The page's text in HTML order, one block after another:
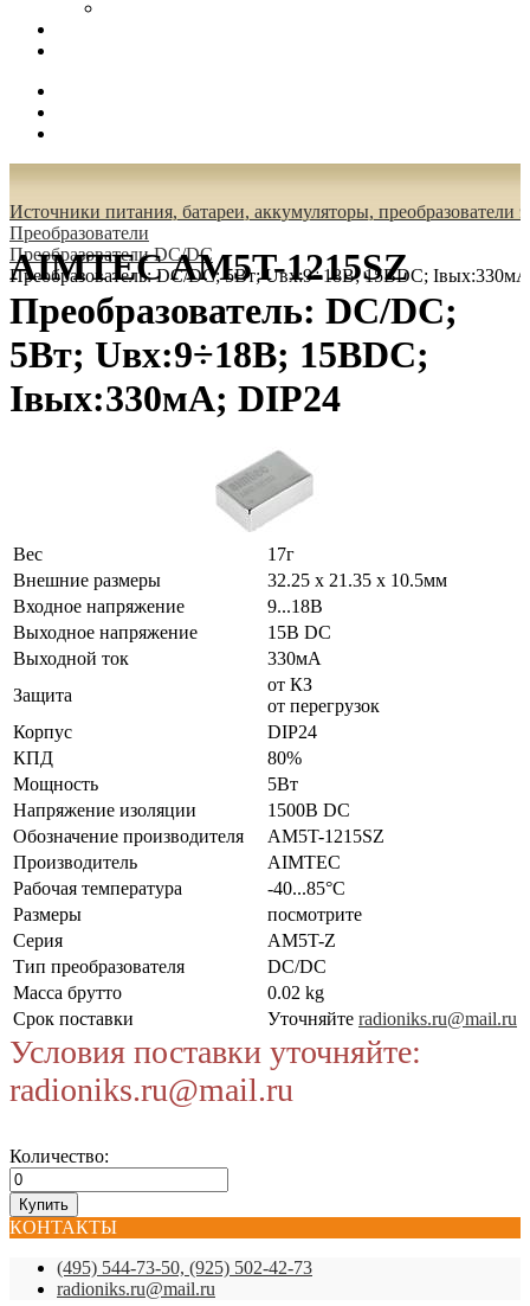
Источники питания, батареи, аккумуляторы, преобразователи
Преобразователи
Преобразователи DC/DC
Преобразователь: DC/DC; 5Вт; Uвх:9÷18В; 15ВDC;
AIMTEC AM5T-1215SZ
Преобразователь: DC/DC;
5Вт; Uвх:9÷18В; 15ВDC;
Iвых:330мА; DIP24
Вес
17г
Внешние размеры
32.25 x 21.35 x 10.5мм
Входное напряжение
9...18В
Выходное напряжение
15В DC
Выходной ток
330мА
Защита
от КЗ
от перегрузок
Корпус
DIP24
КПД
80%
Мощность
5Вт
Напряжение изоляции
1500В DC
Обозначение производителя
AM5T-1215SZ
Производитель
AIMTEC
Рабочая температура
-40...85°C
Размеры
посмотрите
Серия
AM5T-Z
Тип преобразователя
DC/DC
Масса брутто
0.02 kg
Срок поставки
Уточняйте radioniks.ru@mail.ru
Условия поставки уточняйте:
radioniks.ru@mail.ru
Количество:
КОНТАКТЫ
(495) 544-73-50, (925) 502-42-73
radioniks.ru@mail.ru